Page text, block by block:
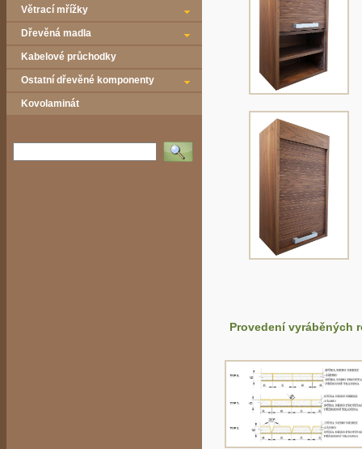
Větrací mřížky
Dřevěná madla
Kabelové průchodky
Ostatní dřevěné komponenty
Kovolaminát
Vyhledat
Provedení vyráběných